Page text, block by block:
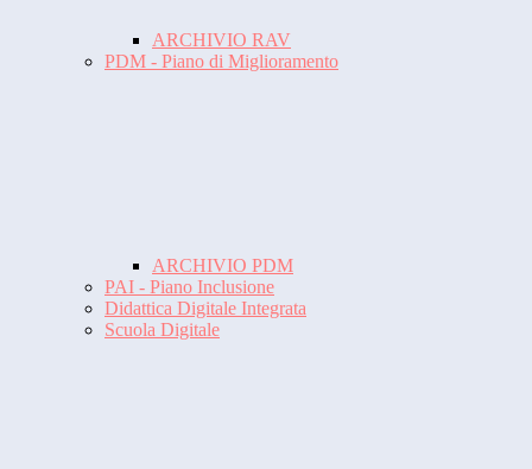
ARCHIVIO RAV
PDM - Piano di Miglioramento
ARCHIVIO PDM
PAI - Piano Inclusione
Didattica Digitale Integrata
Scuola Digitale